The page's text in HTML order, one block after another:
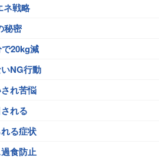
ネ戦略
秘密
20kg減
NG行動
れ苦悩
れる
る症状
食防止